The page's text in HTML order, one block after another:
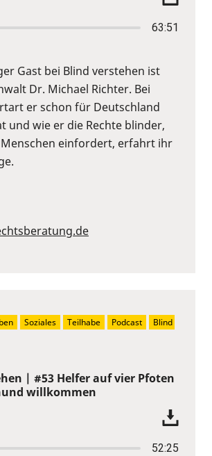
63:51
Gast bei Blind verstehen ist
Dr. Michael Richter. Bei
er schon für Deutschland
und wie er die Rechte blinder,
einfordert, erfahrt ihr
| #53 Helfer auf vier Pfoten
willkommen
52:25
Soziales Teilhabe Podcast
Blind